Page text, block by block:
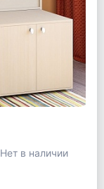
Нет в наличии